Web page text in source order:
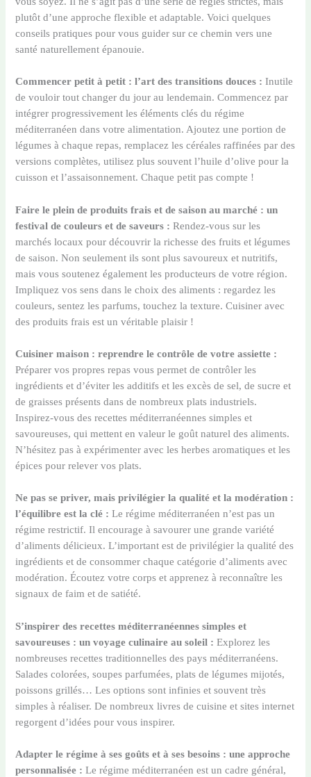
plutôt d’une approche flexible et adaptable. Voici quelques
conseils pratiques pour vous guider sur ce chemin vers une
santé naturellement épanouie.
Commencer petit à petit : l’art des transitions douces : Inutile
de vouloir tout changer du jour au lendemain. Commencez par
intégrer progressivement les éléments clés du régime
méditerranéen dans votre alimentation. Ajoutez une portion de
légumes à chaque repas, remplacez les céréales raffinées par des
versions complètes, utilisez plus souvent l’huile d’olive pour la
cuisson et l’assaisonnement. Chaque petit pas compte !
Faire le plein de produits frais et de saison au marché : un
festival de couleurs et de saveurs : Rendez-vous sur les
marchés locaux pour découvrir la richesse des fruits et légumes
de saison. Non seulement ils sont plus savoureux et nutritifs,
mais vous soutenez également les producteurs de votre région.
Impliquez vos sens dans le choix des aliments : regardez les
couleurs, sentez les parfums, touchez la texture. Cuisiner avec
des produits frais est un véritable plaisir !
Cuisiner maison : reprendre le contrôle de votre assiette :
Préparer vos propres repas vous permet de contrôler les
ingrédients et d’éviter les additifs et les excès de sel, de sucre et
de graisses présents dans de nombreux plats industriels.
Inspirez-vous des recettes méditerranéennes simples et
savoureuses, qui mettent en valeur le goût naturel des aliments.
N’hésitez pas à expérimenter avec les herbes aromatiques et les
épices pour relever vos plats.
Ne pas se priver, mais privilégier la qualité et la modération :
l’équilibre est la clé : Le régime méditerranéen n’est pas un
régime restrictif. Il encourage à savourer une grande variété
d’aliments délicieux. L’important est de privilégier la qualité des
ingrédients et de consommer chaque catégorie d’aliments avec
modération. Écoutez votre corps et apprenez à reconnaître les
signaux de faim et de satiété.
S’inspirer des recettes méditerranéennes simples et
savoureuses : un voyage culinaire au soleil : Explorez les
nombreuses recettes traditionnelles des pays méditerranéens.
Salades colorées, soupes parfumées, plats de légumes mijotés,
poissons grillés… Les options sont infinies et souvent très
simples à réaliser. De nombreux livres de cuisine et sites internet
regorgent d’idées pour vous inspirer.
Adapter le régime à ses goûts et à ses besoins : une approche
personnalisée : Le régime méditerranéen est un cadre général,